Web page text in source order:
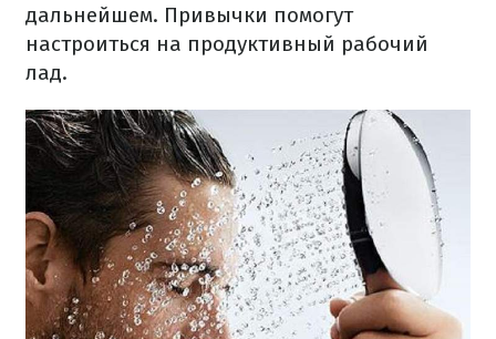
дальнейшем. Привычки помогут
настроиться на продуктивный рабочий
лад.